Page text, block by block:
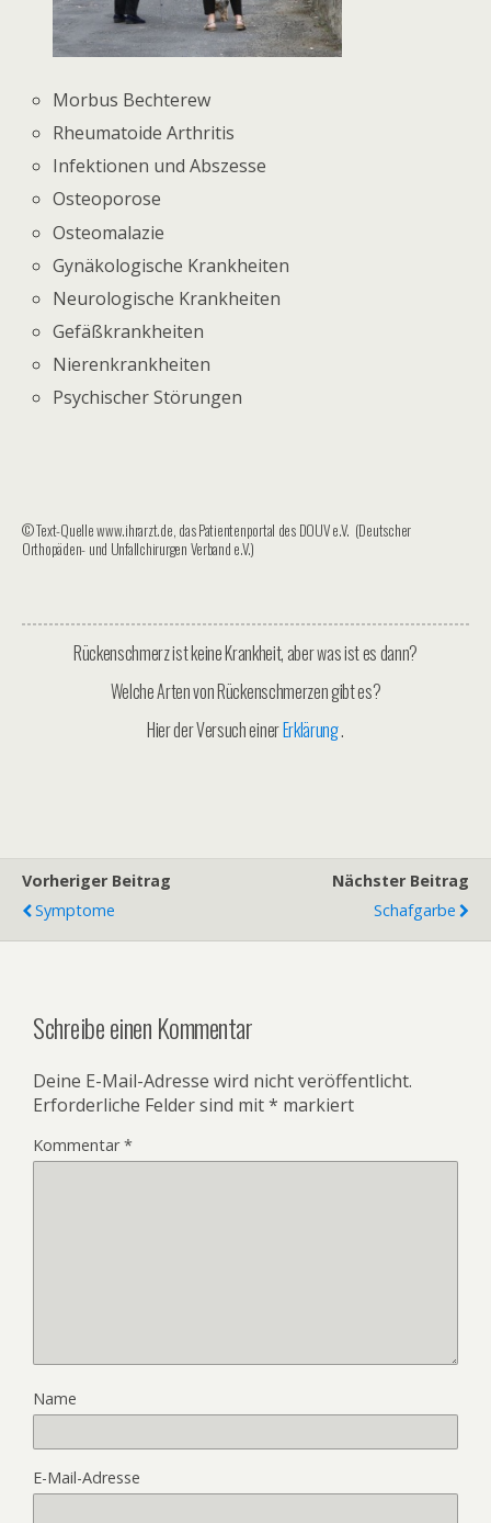
Morbus Bechterew
Rheumatoide Arthritis
Infektionen und Abszesse
Osteoporose
Osteomalazie
Gynäkologische Krankheiten
Neurologische Krankheiten
Gefäßkrankheiten
Nierenkrankheiten
Psychischer Störungen
© Text-Quelle www.ihrarzt.de, das Patientenportal des DOUV e.V. (Deutscher
Orthopäden- und Unfallchirurgen Verband e.V.)
Rückenschmerz ist keine Krankheit, aber was ist es dann?
Welche Arten von Rückenschmerzen gibt es?
Hier der Versuch einerErklärung.
Vorheriger Beitrag
Symptome
Nächster Beitrag
Schafgarbe
Schreibe einen Kommentar
Deine E-Mail-Adresse wird nicht veröffentlicht.
Erforderliche Felder sind mit* markiert
Kommentar*
Name
E-Mail-Adresse